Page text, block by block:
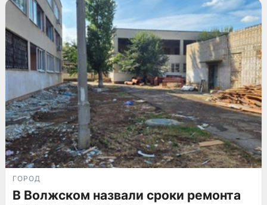
ГОРОД
В Волжском назвали сроки ремонта